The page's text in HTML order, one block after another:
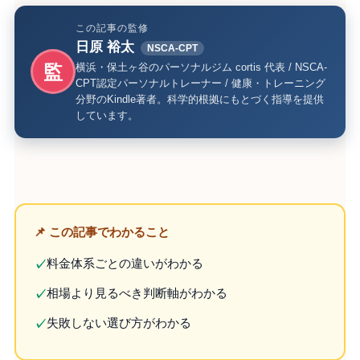
監
この記事の監修
日原 裕太
NSCA-CPT
横浜・保土ヶ谷のパーソナルジム cortis 代表 / NSCA-
CPT認定パーソナルトレーナー / 健康・トレーニング
分野のKindle著者。科学的根拠にもとづく指導を提供
しています。
📌 この記事でわかること
✓料金体系ごとの違いがわかる
✓相場より見るべき判断軸がわかる
✓失敗しない選び方がわかる